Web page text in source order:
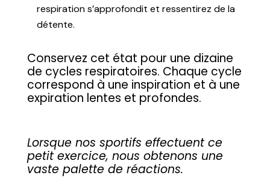
respiration s’approfondit et ressentirez de la
détente.
Conservez cet état pour une dizaine
de cycles respiratoires. Chaque cycle
correspond à une inspiration et à une
expiration lentes et profondes.
Lorsque nos sportifs effectuent ce
petit exercice, nous obtenons une
vaste palette de réactions.